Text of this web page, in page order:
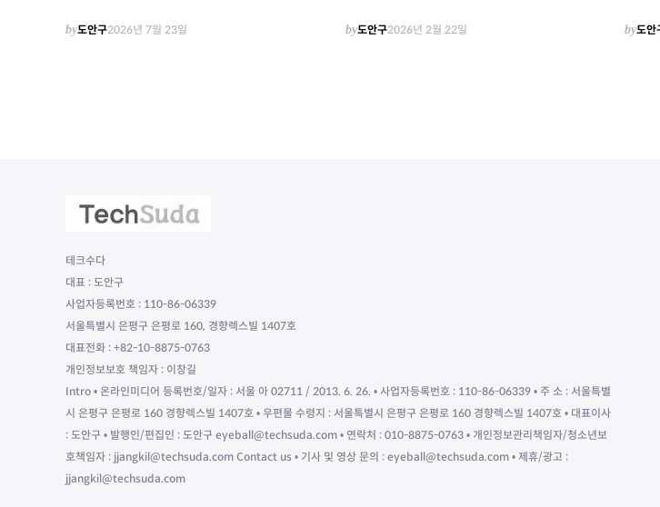
by도안구2026년 7월 23일 by도안구2026년 2월 22일 by도안
테크수다
대표 : 도안구
사업자등록번호 : 110-86-06339
서울특별시 은평구 은평로 160, 경향렉스빌 1407호
대표전화 : +82-10-8875-0763
개인정보보호 책임자 : 이창길
Intro • 온라인미디어 등록번호/일자 : 서울 아 02711 / 2013. 6. 26. • 사업자등록번호 : 110-86-06339 • 주 소 : 서울특별
시 은평구 은평로 160 경향렉스빌 1407호 • 우편물 수령지 : 서울특별시 은평구 은평로 160 경향렉스빌 1407호 • 대표이사
: 도안구 • 발행인/편집인 : 도안구 eyeball@techsuda.com • 연락처 : 010-8875-0763 • 개인정보관리책임자/청소년보
호책임자 : jjangkil@techsuda.com Contact us • 기사 및 영상 문의 : eyeball@techsuda.com • 제휴/광고 :
jjangkil@techsuda.com